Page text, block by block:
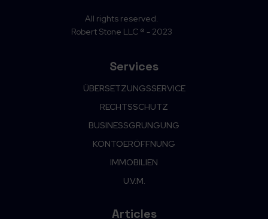
All rights reserved.
Robert Stone LLC ® - 2023
Services
ÜBERSETZUNGSSERVICE
RECHTSSCHUTZ
BUSINESSGRUNGUNG
KONTOERÖFFNUNG
IMMOBILIEN
U.V.M.
Articles